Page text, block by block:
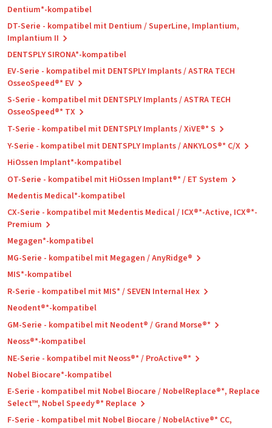
Dentium*-kompatibel
DT-Serie - kompatibel mit Dentium / SuperLine, Implantium,
Implantium II
DENTSPLY SIRONA*-kompatibel
EV-Serie - kompatibel mit DENTSPLY Implants / ASTRA TECH
OsseoSpeed®* EV
S-Serie - kompatibel mit DENTSPLY Implants / ASTRA TECH
OsseoSpeed®* TX
T-Serie - kompatibel mit DENTSPLY Implants / XiVE®* S
Y-Serie - kompatibel mit DENTSPLY Implants / ANKYLOS®* C/X
HiOssen Implant*-kompatibel
OT-Serie - kompatibel mit HiOssen Implant®* / ET System
Medentis Medical*-kompatibel
CX-Serie - kompatibel mit Medentis Medical / ICX®*-Active, ICX®*-
Premium
Megagen*-kompatibel
MG-Serie - kompatibel mit Megagen / AnyRidge®
MIS*-kompatibel
R-Serie - kompatibel mit MIS* / SEVEN Internal Hex
Neodent®*-kompatibel
GM-Serie - kompatibel mit Neodent® / Grand Morse®*
Neoss®*-kompatibel
NE-Serie - kompatibel mit Neoss®* / ProActive®*
Nobel Biocare*-kompatibel
E-Serie - kompatibel mit Nobel Biocare / NobelReplace®*, Replace
Select™, Nobel Speedy®* Replace
F-Serie - kompatibel mit Nobel Biocare / NobelActive®* CC,